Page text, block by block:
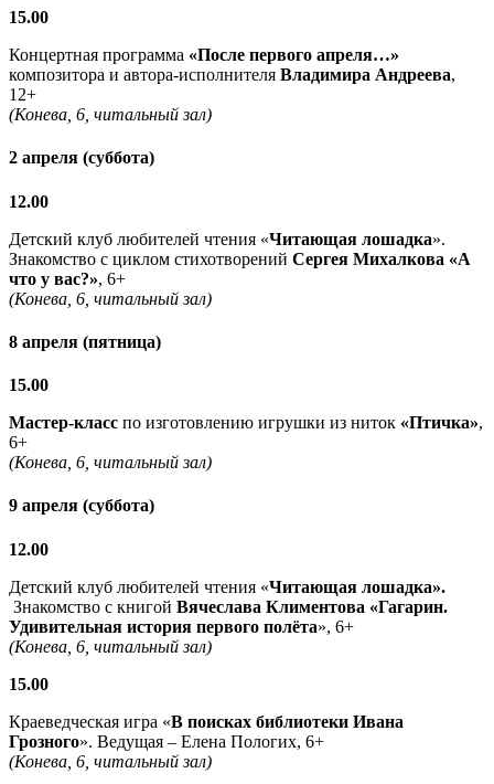
15.00
Концертная программа «После первого апреля…»
композитора и автора-исполнителя Владимира Андреева,
12+
(Конева, 6, читальный зал)
2 апреля (суббота)
12.00
Детский клуб любителей чтения «Читающая лошадка».
Знакомство с циклом стихотворений Сергея Михалкова «А
что у вас?», 6+
(Конева, 6, читальный зал)
8 апреля (пятница)
15.00
Мастер-класс по изготовлению игрушки из ниток «Птичка»,
6+
(Конева, 6, читальный зал)
9 апреля (суббота)
12.00
Детский клуб любителей чтения «Читающая лошадка».
Знакомство с книгой Вячеслава Климентова «Гагарин.
Удивительная история первого полёта», 6+
(Конева, 6, читальный зал)
15.00
Краеведческая игра «В поисках библиотеки Ивана
Грозного». Ведущая – Елена Пологих, 6+
(Конева, 6, читальный зал)